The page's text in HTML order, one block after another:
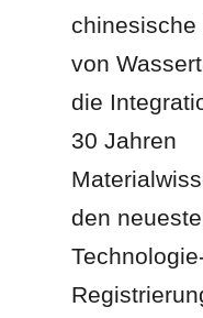
chinesische
von
die
30 Jahren
den